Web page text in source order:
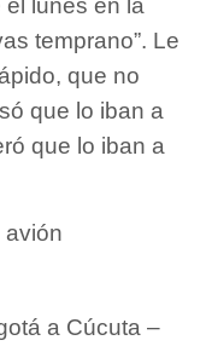
el lunes en la
temprano”. Le
que no
que lo iban a
que lo iban a
avión
a Cúcuta –